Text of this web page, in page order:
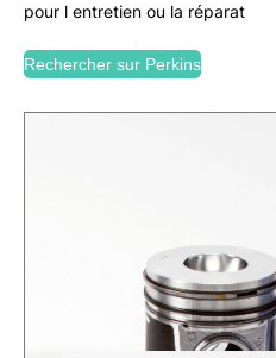
pour l entretien ou la réparat
Rechercher sur Perkins